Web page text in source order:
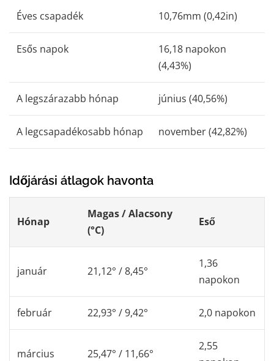
Éves csapadék 10,76mm (0,42in)
Esős ​​napok
16,18 napokon
(4,43%)
A legszárazabb hónap június (40,56%)
A legcsapadékosabb hónap november (42,82%)
Időjárási átlagok havonta
Hónap
Magas / Alacsony
(°C)
Eső
január 21,12° / 8,45°
1,36
napokon
február 22,93° / 9,42° 2,0 napokon
március 25,47° / 11,66°
2,55